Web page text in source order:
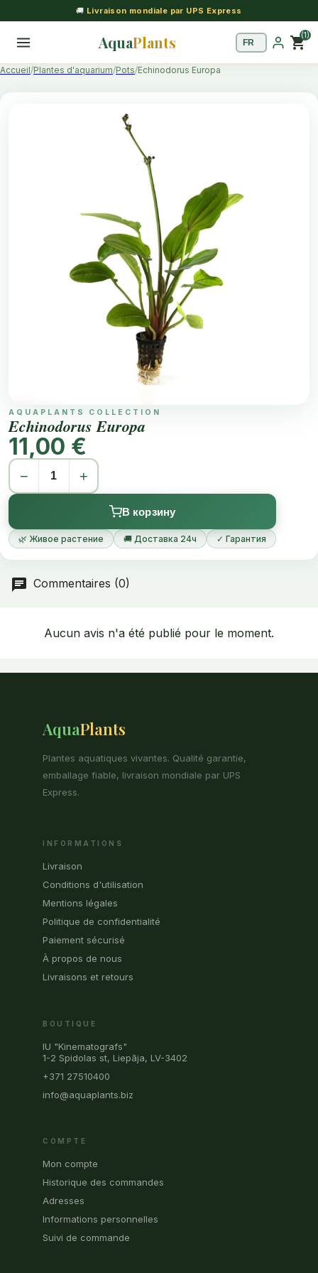
🚚 Livraison mondiale par UPS Express
AquaPlants shopping_cart(1)
Accueil Plantes d'aquarium Pots Echinodorus Europa
AQUAPLANTS COLLECTION
Echinodorus Europa
11,00 €
− +
В корзину
🌿 Живое растение 🚚 Доставка 24ч ✓ Гарантия
Commentaires (0)
Aucun avis n'a été publié pour le moment.
AquaPlants
Plantes aquatiques vivantes. Qualité garantie,
emballage fiable, livraison mondiale par UPS
Express.
INFORMATIONS
Livraison
Conditions d'utilisation
Mentions légales
Politique de confidentialité
Paiement sécurisé
À propos de nous
Livraisons et retours
BOUTIQUE
IU "Kinematografs"
1-2 Spidolas st, Liepāja, LV-3402
+371 27510400
info@aquaplants.biz
COMPTE
Mon compte
Historique des commandes
Adresses
Informations personnelles
Suivi de commande